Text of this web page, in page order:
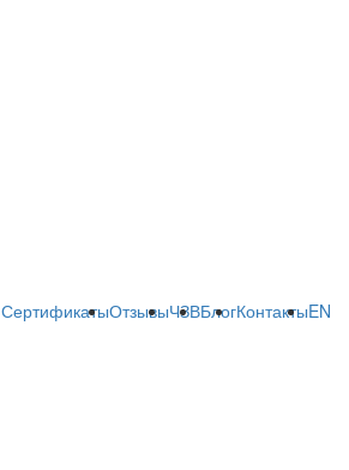
СертификатыОтзывыЧЗВБлогКонтактыEN